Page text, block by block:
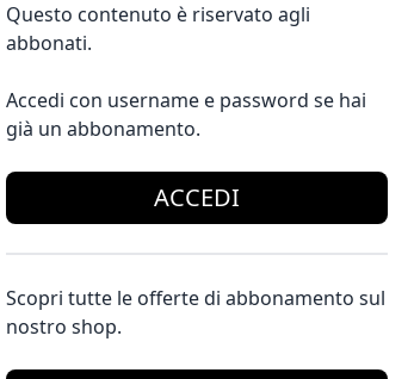
Questo contenuto è riservato agli
abbonati.
Accedi con username e password se hai
già un abbonamento.
ACCEDI
Scopri tutte le offerte di abbonamento sul
nostro shop.